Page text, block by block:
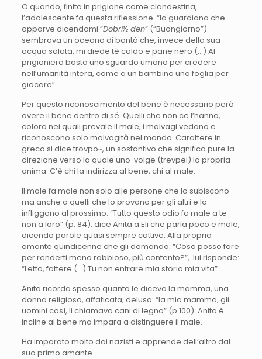
O quando, finita in prigione come clandestina,
l’adolescente fa questa riflessione “la guardiana che
apparve dicendomi “Dobrí½ den” (“Buongiorno”)
sembrava un oceano di bontà che, invece della sua
acqua salata, mi diede tè caldo e pane nero (…) Al
prigioniero basta uno sguardo umano per credere
nell’umanità intera, come a un bambino una foglia per
giocare”.
Per questo riconoscimento del bene è necessario però
avere il bene dentro di sé. Quelli che non ce l’hanno,
coloro nei quali prevale il male, i malvagi vedono e
riconoscono solo malvagità nel mondo. Carattere in
greco si dice trovpo~, un sostantivo che significa pure la
direzione verso la quale uno volge (trevpei) la propria
anima. C’è chi la indirizza al bene, chi al male.
Il male fa male non solo alle persone che lo subiscono
ma anche a quelli che lo provano per gli altri e lo
infliggono al prossimo: “Tutto questo odio fa male a te
non a loro” (p. 84), dice Anita a Eli che parla poco e male,
dicendo parole quasi sempre cattive. Alla propria
amante quindicenne che gli domanda: “Cosa posso fare
per renderti meno rabbioso, più contento?”, lui risponde:
“Letto, fottere (…) Tu non entrare mia storia mia vita”.
Anita ricorda spesso quanto le diceva la mamma, una
donna religiosa, affaticata, delusa: “la mia mamma, gli
uomini così, li chiamava cani di legno” (p.100). Anita è
incline al bene ma impara a distinguere il male.
Ha imparato molto dai nazisti e apprende dell’altro dal
suo primo amante.